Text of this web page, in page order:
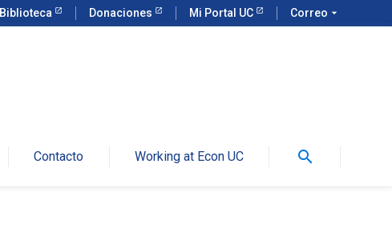
Biblioteca Donaciones Mi Portal UC Correo arrow_drop_down
Contacto Working at Econ UC search